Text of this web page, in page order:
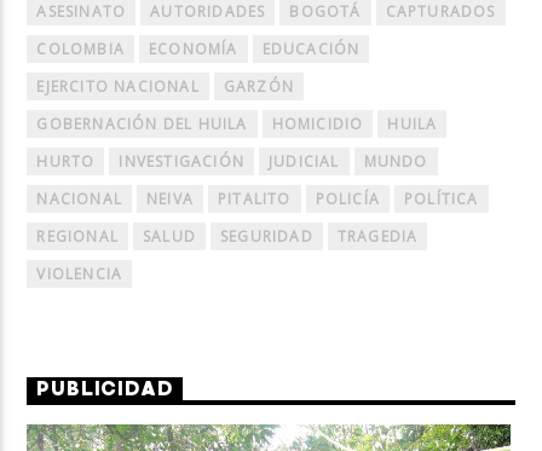
ASESINATO AUTORIDADES BOGOTÁ
CAPTURADOS
COLOMBIA
ECONOMÍA
EDUCACIÓN
EJERCITO NACIONAL
GARZÓN
GOBERNACIÓN DEL HUILA
HOMICIDIO
HUILA
HURTO
INVESTIGACIÓN JUDICIAL
MUNDO
NACIONAL
NEIVA PITALITO POLICÍA
POLÍTICA
REGIONAL
SALUD SEGURIDAD
TRAGEDIA
VIOLENCIA
PUBLICIDAD